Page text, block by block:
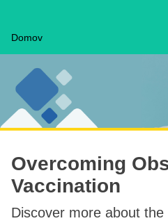
Domov
Overcoming
Vaccination
Discover more about the